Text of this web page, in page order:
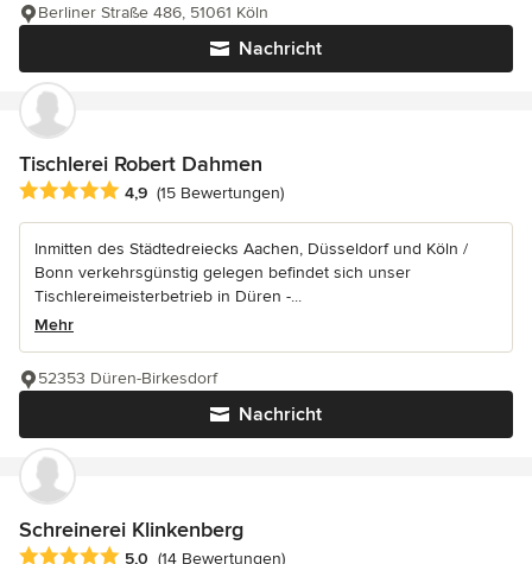
Nachricht
Berliner Straße 486, 51061 Köln
Tischlerei Robert Dahmen
Durchschnittliche Bewertung: 4.9 von 5 Sternen
4,9 (15 Bewertungen)
Inmitten des Städtedreiecks Aachen, Düsseldorf und Köln /
Bonn verkehrsgünstig gelegen befindet sich unser
Tischlereimeisterbetrieb in Düren -...
Mehr
Nachricht
52353 Düren-Birkesdorf
Schreinerei Klinkenberg
Durchschnittliche Bewertung: 5 von 5 Sternen
5,0 (14 Bewertungen)